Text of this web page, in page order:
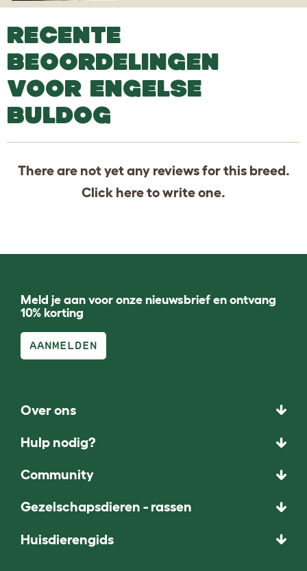
RECENTE
BEOORDELINGEN
VOOR ENGELSE
BULDOG
There are not yet any reviews for this breed.
Click hereto write one.
Meld je aan voor onze nieuwsbrief en ontvang
10% korting
AANMELDEN
Over ons
Hulp nodig?
Community
Gezelschapsdieren - rassen
Huisdierengids